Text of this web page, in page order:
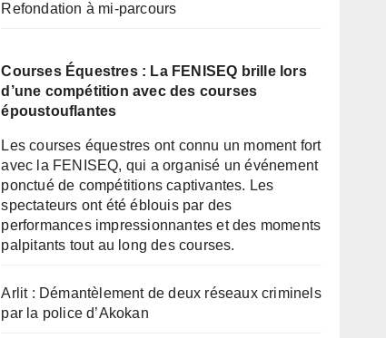
Refondation à mi-parcours
Courses Équestres : La FENISEQ brille lors
d’une compétition avec des courses
époustouflantes
Les courses équestres ont connu un moment fort
avec la FENISEQ, qui a organisé un événement
ponctué de compétitions captivantes. Les
spectateurs ont été éblouis par des
performances impressionnantes et des moments
palpitants tout au long des courses.
Arlit : Démantèlement de deux réseaux criminels
par la police d’Akokan